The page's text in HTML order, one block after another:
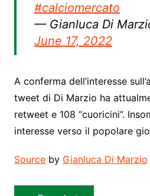
#calciomercato
— Gianluca Di
June 17, 2022
A conferma dell’interesse
tweet di Di Marzio ha
retweet e 108 “cuoricini”.
interesse verso il popolare
Sourceby Gianluca Di Marzio